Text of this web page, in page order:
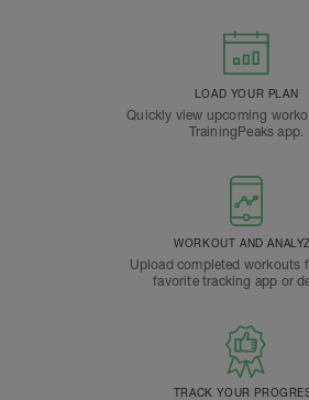
LOAD YOUR PLAN
Quickly view upcoming
TrainingPeaks app.
WORKOUT AND
Upload completed workouts
favorite tracking app or
TRACK YOUR